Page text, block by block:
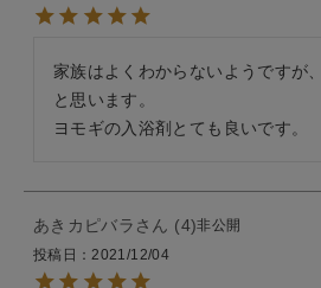
家族はよくわからないようですが
と思います。
あきカピバラ 4 非公開
投稿日
2021/12/04